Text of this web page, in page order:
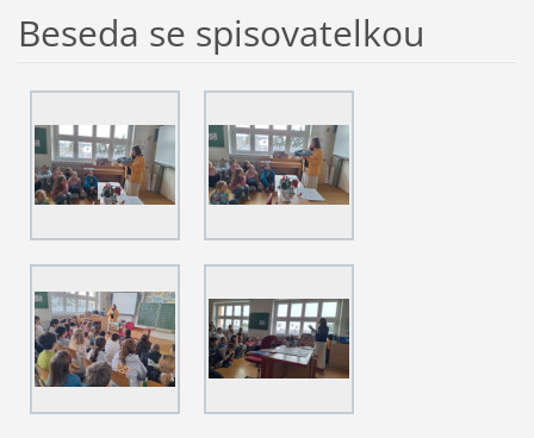
Beseda se spisovatelkou